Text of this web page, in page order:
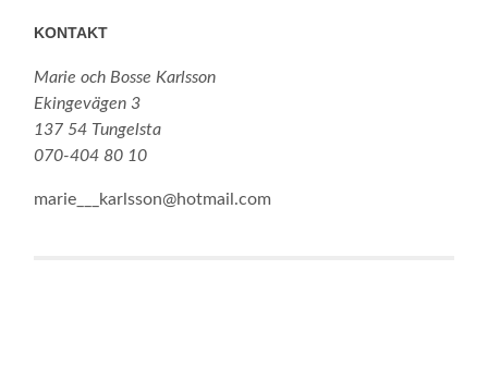
KONTAKT
Marie och Bosse Karlsson
Ekingevägen 3
137 54 Tungelsta
070-404 80 10
marie___karlsson@hotmail.com